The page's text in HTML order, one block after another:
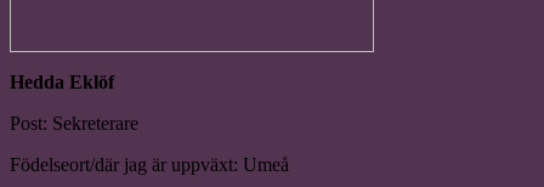
Hedda Eklöf
Post: Sekreterare
Födelseort/där jag är uppväxt: Umeå